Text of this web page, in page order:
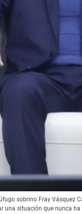
sobrino Fray
situación que nunca ha